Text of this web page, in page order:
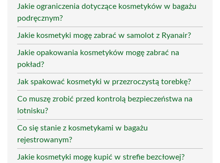
Jakie ograniczenia dotyczące kosmetyków w bagażu
podręcznym?
Jakie kosmetyki mogę zabrać w samolot z Ryanair?
Jakie opakowania kosmetyków mogę zabrać na
pokład?
Jak spakować kosmetyki w przezroczystą torebkę?
Co muszę zrobić przed kontrolą bezpieczeństwa na
lotnisku?
Co się stanie z kosmetykami w bagażu
rejestrowanym?
Jakie kosmetyki mogę kupić w strefie bezcłowej?